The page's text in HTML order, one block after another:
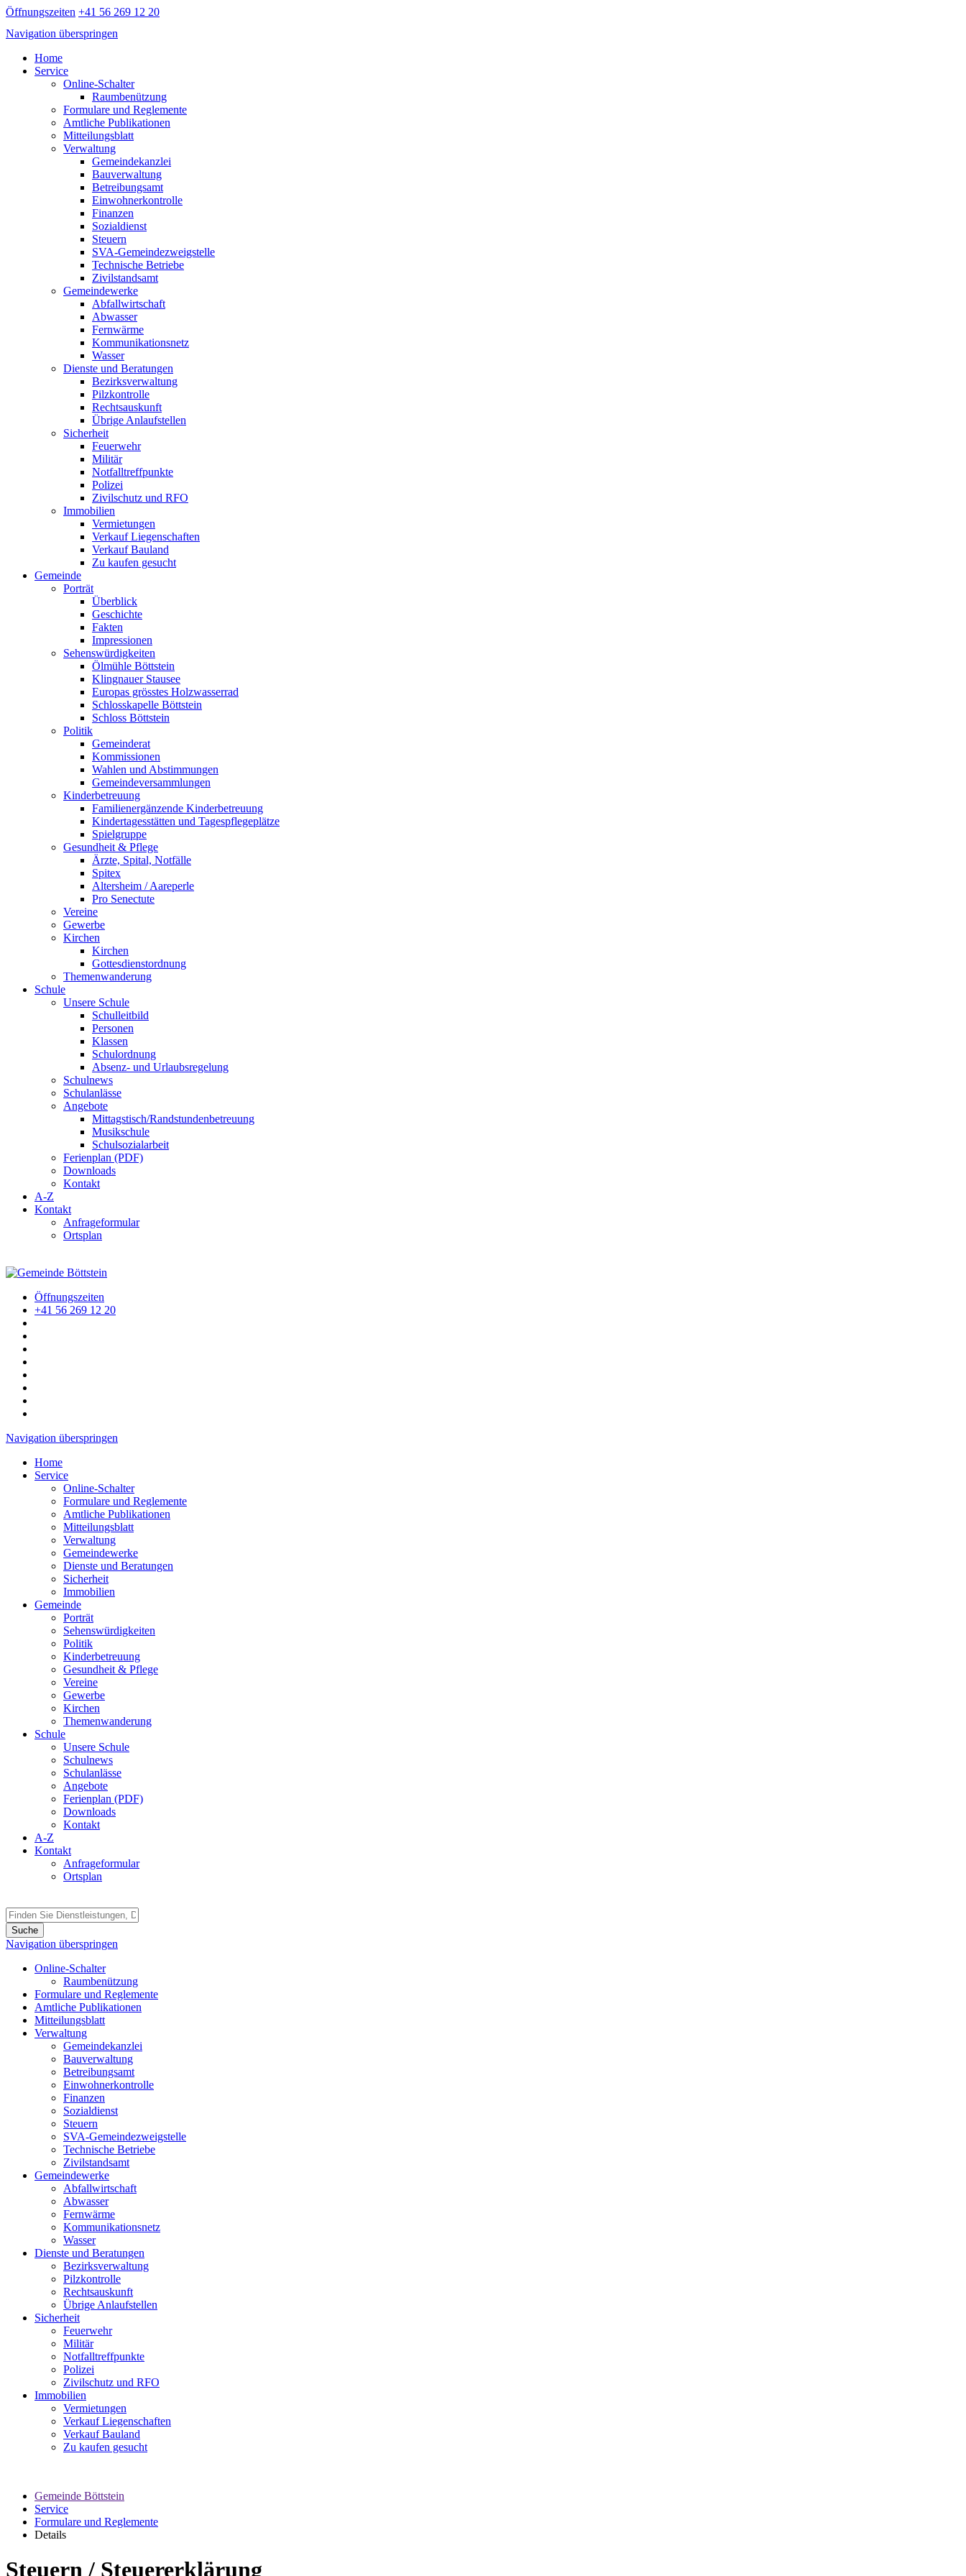
Öffnungszeiten +41 56 269 12 20
Navigation überspringen
Home
Service
Online-Schalter
Raumbenützung
Formulare und Reglemente
Amtliche Publikationen
Mitteilungsblatt
Verwaltung
Gemeindekanzlei
Bauverwaltung
Betreibungsamt
Einwohnerkontrolle
Finanzen
Sozialdienst
Steuern
SVA-Gemeindezweigstelle
Technische Betriebe
Zivilstandsamt
Gemeindewerke
Abfallwirtschaft
Abwasser
Fernwärme
Kommunikationsnetz
Wasser
Dienste und Beratungen
Bezirksverwaltung
Pilzkontrolle
Rechtsauskunft
Übrige Anlaufstellen
Sicherheit
Feuerwehr
Militär
Notfalltreffpunkte
Polizei
Zivilschutz und RFO
Immobilien
Vermietungen
Verkauf Liegenschaften
Verkauf Bauland
Zu kaufen gesucht
Gemeinde
Porträt
Überblick
Geschichte
Fakten
Impressionen
Sehenswürdigkeiten
Ölmühle Böttstein
Klingnauer Stausee
Europas grösstes Holzwasserrad
Schlosskapelle Böttstein
Schloss Böttstein
Politik
Gemeinderat
Kommissionen
Wahlen und Abstimmungen
Gemeindeversammlungen
Kinderbetreuung
Familienergänzende Kinderbetreuung
Kindertagesstätten und Tagespflegeplätze
Spielgruppe
Gesundheit & Pflege
Ärzte, Spital, Notfälle
Spitex
Altersheim / Aareperle
Pro Senectute
Vereine
Gewerbe
Kirchen
Kirchen
Gottesdienstordnung
Themenwanderung
Schule
Unsere Schule
Schulleitbild
Personen
Klassen
Schulordnung
Absenz- und Urlaubsregelung
Schulnews
Schulanlässe
Angebote
Mittagstisch/Randstundenbetreuung
Musikschule
Schulsozialarbeit
Ferienplan (PDF)
Downloads
Kontakt
A-Z
Kontakt
Anfrageformular
Ortsplan
Öffnungszeiten
+41 56 269 12 20
Navigation überspringen
Home
Service
Online-Schalter
Formulare und Reglemente
Amtliche Publikationen
Mitteilungsblatt
Verwaltung
Gemeindewerke
Dienste und Beratungen
Sicherheit
Immobilien
Gemeinde
Porträt
Sehenswürdigkeiten
Politik
Kinderbetreuung
Gesundheit & Pflege
Vereine
Gewerbe
Kirchen
Themenwanderung
Schule
Unsere Schule
Schulnews
Schulanlässe
Angebote
Ferienplan (PDF)
Downloads
Kontakt
A-Z
Kontakt
Anfrageformular
Ortsplan
Suche
Navigation überspringen
Online-Schalter
Raumbenützung
Formulare und Reglemente
Amtliche Publikationen
Mitteilungsblatt
Verwaltung
Gemeindekanzlei
Bauverwaltung
Betreibungsamt
Einwohnerkontrolle
Finanzen
Sozialdienst
Steuern
SVA-Gemeindezweigstelle
Technische Betriebe
Zivilstandsamt
Gemeindewerke
Abfallwirtschaft
Abwasser
Fernwärme
Kommunikationsnetz
Wasser
Dienste und Beratungen
Bezirksverwaltung
Pilzkontrolle
Rechtsauskunft
Übrige Anlaufstellen
Sicherheit
Feuerwehr
Militär
Notfalltreffpunkte
Polizei
Zivilschutz und RFO
Immobilien
Vermietungen
Verkauf Liegenschaften
Verkauf Bauland
Zu kaufen gesucht
Gemeinde Böttstein
Service
Formulare und Reglemente
Details
Steuern / Steuererklärung